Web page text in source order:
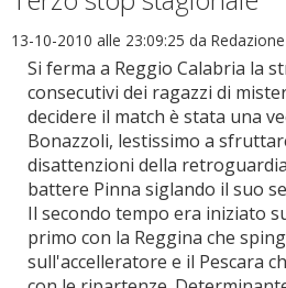
13-10-2010 alle 23:09:25 da Redazione
Si ferma a Reggio Calabria la
consecutivi dei ragazzi di
decidere il match è stata una
Bonazzoli, lestissimo a
disattenzioni della
battere Pinna siglando il suo
Il secondo tempo era iniziato
primo con la Reggina che
sull'accelleratore e il Pescara